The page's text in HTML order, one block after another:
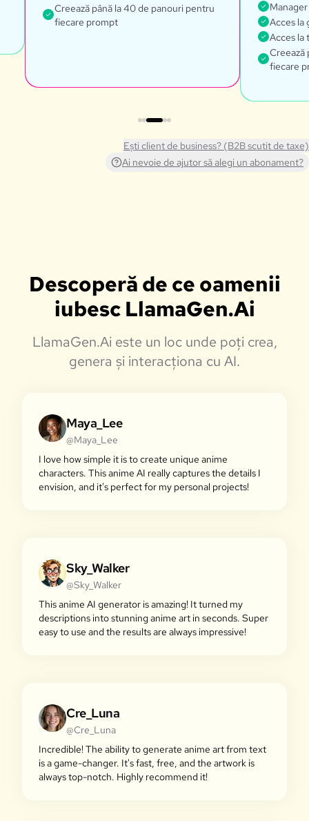
Creează până la 40 de panouri pentru
fiecare prompt
Acces la
Acces la
Creează
fiecare
Ești client de business? (B2B scutit de taxe)
Ai nevoie de ajutor să alegi un abonament?
Descoperă de ce oamenii
iubesc LlamaGen.Ai
LlamaGen.Ai este un loc unde poți crea,
genera și interacționa cu AI.
Maya_Lee
@Maya_Lee
I love how simple it is to create unique anime
characters. This anime AI really captures the details I
envision, and it's perfect for my personal projects!
Sky_Walker
@Sky_Walker
This anime AI generator is amazing! It turned my
descriptions into stunning anime art in seconds. Super
easy to use and the results are always impressive!
Cre_Luna
@Cre_Luna
Incredible! The ability to generate anime art from text
is a game-changer. It's fast, free, and the artwork is
always top-notch. Highly recommend it!